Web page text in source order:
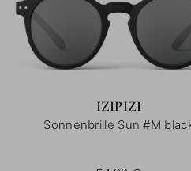
IZIPIZI
Sonnenbrille Sun #M